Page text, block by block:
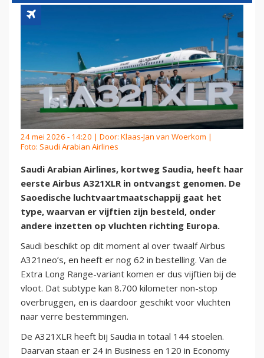
24 mei 2026 - 14:20 | Door: Klaas-Jan van Woerkom |
Foto: Saudi Arabian Airlines
Saudi Arabian Airlines, kortweg Saudia, heeft haar
eerste Airbus A321XLR in ontvangst genomen. De
Saoedische luchtvaartmaatschappij gaat het
type, waarvan er vijftien zijn besteld, onder
andere inzetten op vluchten richting Europa.
Saudi beschikt op dit moment al over twaalf Airbus
A321neo’s, en heeft er nog 62 in bestelling. Van de
Extra Long Range-variant komen er dus vijftien bij de
vloot. Dat subtype kan 8.700 kilometer non-stop
overbruggen, en is daardoor geschikt voor vluchten
naar verre bestemmingen.
De A321XLR heeft bij Saudia in totaal 144 stoelen.
Daarvan staan er 24 in Business en 120 in Economy